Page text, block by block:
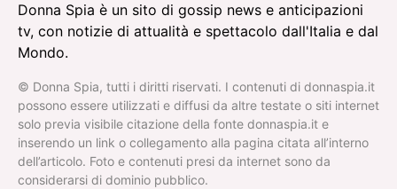
Donna Spia è un sito di gossip news e anticipazioni
tv, con notizie di attualità e spettacolo dall'Italia e dal
Mondo.
© Donna Spia, tutti i diritti riservati. I contenuti di donnaspia.it
possono essere utilizzati e diffusi da altre testate o siti internet
solo previa visibile citazione della fonte donnaspia.it e
inserendo un link o collegamento alla pagina citata all’interno
dell’articolo. Foto e contenuti presi da internet sono da
considerarsi di dominio pubblico.